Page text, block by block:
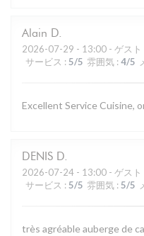
Alain D
2026-07-29 - 13:00 - ゲスト
サービス : 5/5 雰囲気 : 4/5
Excellent Service Cuisine,
DENIS D
2026-07-24 - 13:00 - ゲスト
サービス : 5/5 雰囲気 : 5/5
très agréable auberge de